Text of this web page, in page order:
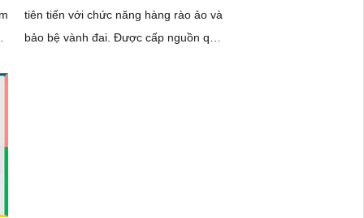
tiên tiến với chức năng hàng rào ảo và
bảo bệ vành đai. Được cấp nguồn qua